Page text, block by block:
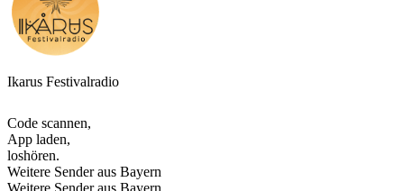
Ikarus Festivalradio
Code scannen,
App laden,
loshören.
Weitere Sender aus Bayern
Weitere Sender aus Bayern